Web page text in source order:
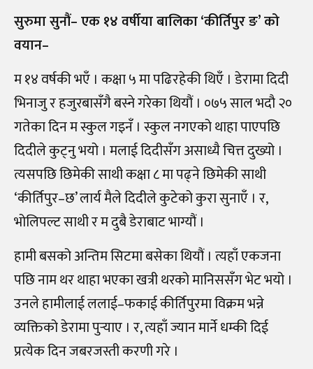
सुरुमा सुनौं– एक १४ वर्षीया बालिका ‘कीर्तिपुर ङ’ को
वयान–
म १४ वर्षकी भएँ । कक्षा ५ मा पढिरहेकी थिएँ । डेरामा दिदी
भिनाजु र हजुरबासँगै बस्ने गरेका थियौं । ०७५ साल भदौ २०
गतेका दिन म स्कुल गइनँ । स्कुल नगएको थाहा पाएपछि
दिदीले कुट्नु भयो । मलाई दिदीसँग असाध्यै चित्त दुख्यो ।
त्यसपछि छिमेकी साथी कक्षा ८ मा पढ्ने छिमेकी साथी
‘कीर्तिपुर–छ’ लार्य मैले दिदीले कुटेको कुरा सुनाएँ । र,
भोलिपल्ट साथी र म दुबै डेराबाट भाग्यौं ।
हामी बसको अन्तिम सिटमा बसेका थियौं । त्यहाँ एकजना
पछि नाम थर थाहा भएका खत्री थरको मानिससँग भेट भयो ।
उनले हामीलाई ललाई–फकाई कीर्तिपुरमा विक्रम भन्ने
व्यक्तिको डेरामा पुर्‍याए । र, त्यहाँ ज्यान मार्ने धम्की दिई
प्रत्येक दिन जबरजस्ती करणी गरे ।